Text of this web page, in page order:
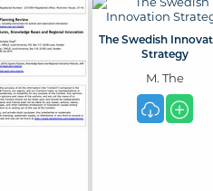
The Swedish
Strategy
M. The